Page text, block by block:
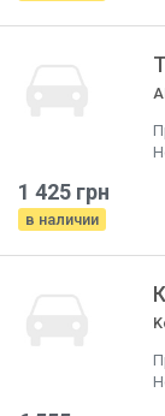
1 425 грн
в наличии